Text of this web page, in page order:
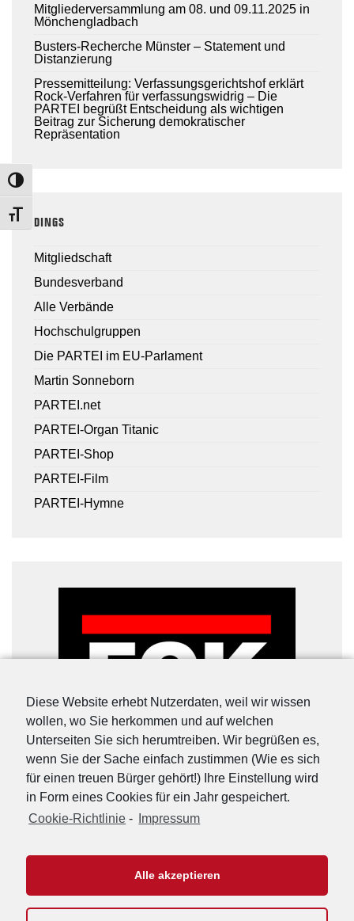
Diese Website erhebt Nutzerdaten, weil wir wissen
wollen, wo Sie herkommen und auf welchen
Unterseiten Sie sich herumtreiben. Wir begrüßen es,
wenn Sie der Sache einfach zustimmen (Wie es sich
für einen treuen Bürger gehört!) Ihre Einstellung wird
in Form eines Cookies für ein Jahr gespeichert.
Cookie-Richtlinie - Impressum
Alle akzeptieren
TOGGLE HIGH CONTRAST
TOGGLE FONT SIZE
Mitgliederversammlung am 08. und 09.11.2025 in
Mönchengladbach
Busters-Recherche Münster – Statement und
Distanzierung
Pressemitteilung: Verfassungsgerichtshof erklärt
Rock-Verfahren für verfassungswidrig – Die
PARTEI begrüßt Entscheidung als wichtigen
Beitrag zur Sicherung demokratischer
Repräsentation
DINGS
Mitgliedschaft
Bundesverband
Alle Verbände
Hochschulgruppen
Die PARTEI im EU-Parlament
Martin Sonneborn
PARTEI.net
PARTEI-Organ Titanic
PARTEI-Shop
PARTEI-Film
PARTEI-Hymne